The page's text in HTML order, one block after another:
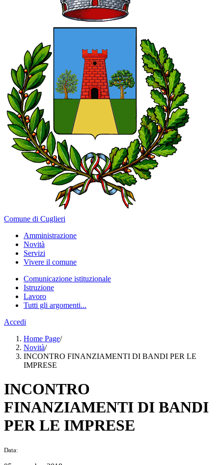
Comune di Cuglieri
Amministrazione
Novità
Servizi
Vivere il comune
Comunicazione istituzionale
Istruzione
Lavoro
Tutti gli argomenti...
Accedi
Home Page/
Novità/
INCONTRO FINANZIAMENTI DI BANDI PER LE
IMPRESE
INCONTRO
FINANZIAMENTI DI BANDI
PER LE IMPRESE
Data: